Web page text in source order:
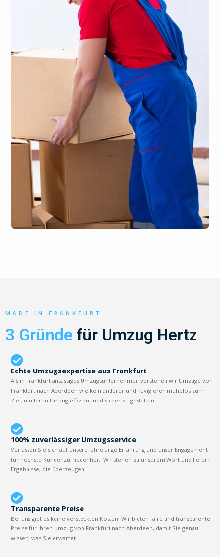
MADE IN FRANKFURT
3 Gründe für Umzug Hertz
Echte Umzugsexpertise aus Frankfurt
Als in Frankfurt ansässiges Umzugsunternehmen verstehen wir Umzüge von
Frankfurt nach Aberdeen wie kein anderer und navigieren mühelos zum
Ziel, um Ihren Umzug effizient und sicher zu gestalten.
100% zuverlässiger Umzugsservice
Verlassen Sie sich auf unsere jahrelange Erfahrung und unser Engagement
für höchste Kundenzufriedenheit. Wir stehen zu unserem Wort und liefern
Ergebnisse, die überzeugen.
Transparente Preise
Bei uns gibt es keine versteckten Kosten. Wir bieten faire und transparente
Preise für Ihren Umzug von Frankfurt nach Aberdeen, damit Sie genau
wissen, was Sie erwartet.